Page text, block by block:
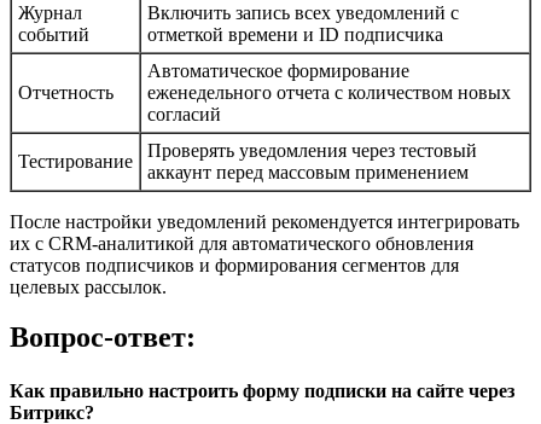
Журнал
событий
Включить запись всех уведомлений с
отметкой времени и ID подписчика
Отчетность
Автоматическое формирование
еженедельного отчета с количеством новых
согласий
Тестирование
Проверять уведомления через тестовый
аккаунт перед массовым применением
После настройки уведомлений рекомендуется интегрировать
их с CRM-аналитикой для автоматического обновления
статусов подписчиков и формирования сегментов для
целевых рассылок.
Вопрос-ответ:
Как правильно настроить форму подписки на сайте через
Битрикс?